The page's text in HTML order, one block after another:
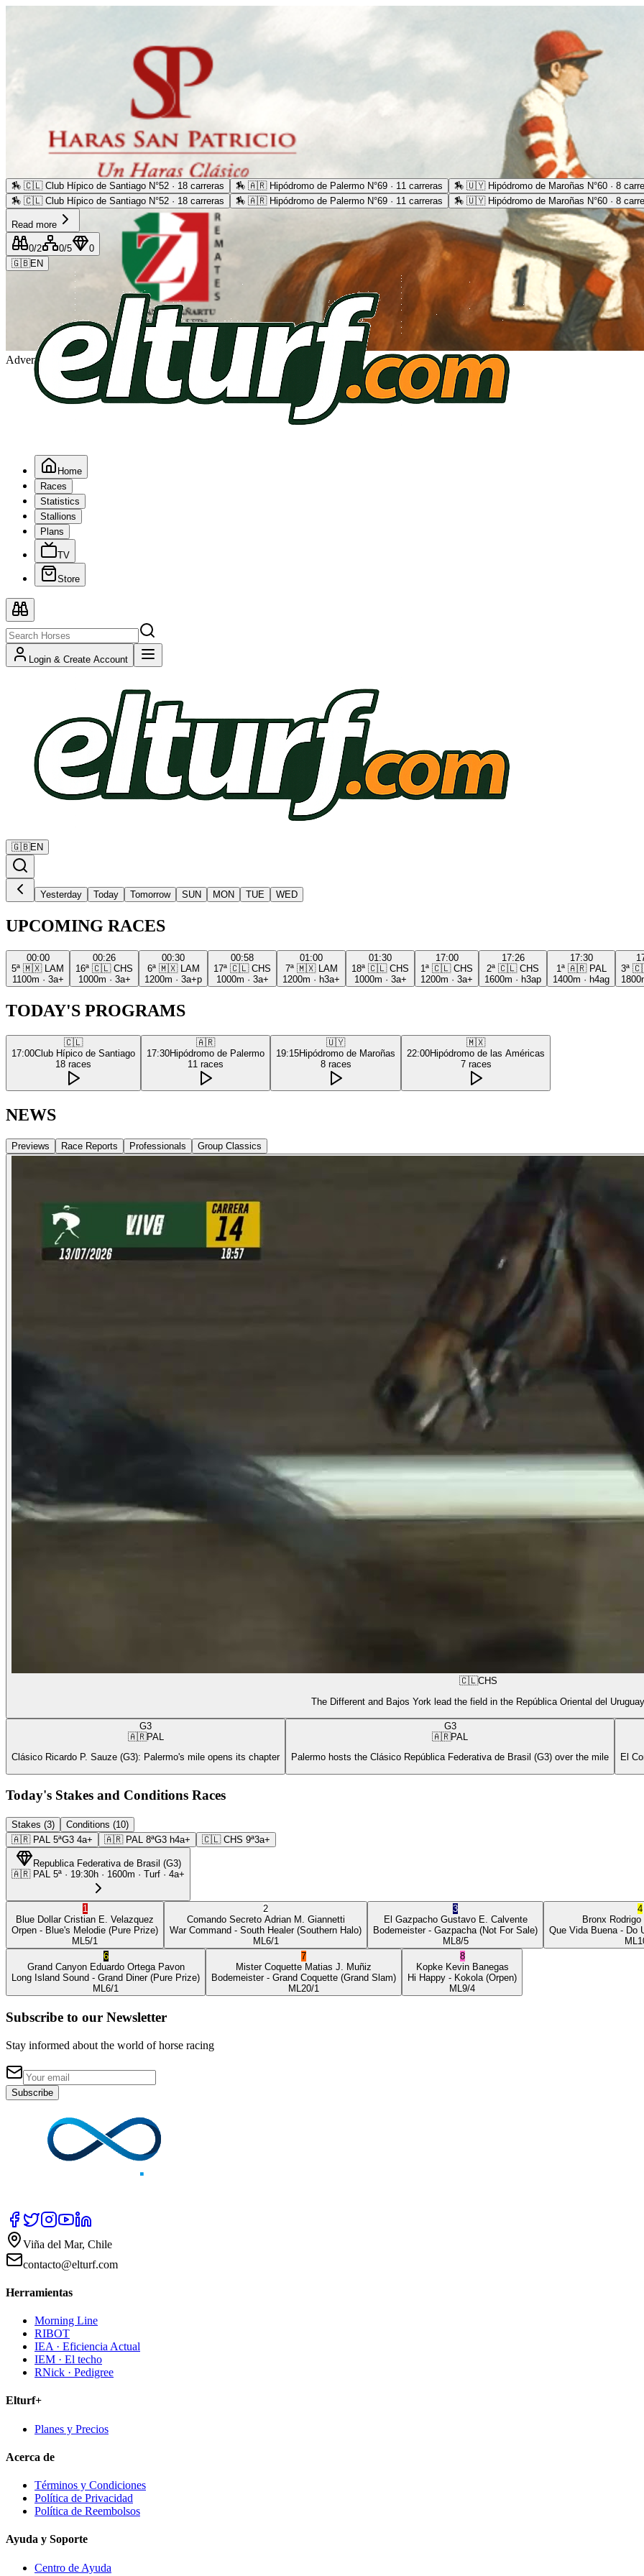
Advertising
🏇 🇨🇱 Club Hípico de Santiago N°52 · 18 carreras 🏇 🇦🇷 Hipódromo de Palermo N°69 · 11 carreras 🏇 🇺🇾 Hipódromo de Maroñas N°60 · 8
🏇 🇨🇱 Club Hípico de Santiago N°52 · 18 carreras 🏇 🇦🇷 Hipódromo de Palermo N°69 · 11 carreras 🏇 🇺🇾 Hipódromo de Maroñas N°60 · 8
Read more
0/2 0/5
0
🇬🇧EN
Home
Races
Statistics
Stallions
Plans
TV
Store
Login & Create Account
🇬🇧EN
Yesterday Today Tomorrow SUN MON TUE WED
UPCOMING RACES
00:00
5ª 🇲🇽
LAM
1100m · 3a+
00:26
16ª 🇨🇱 CHS
1000m · 3a+
00:30
6ª 🇲🇽
LAM
1200m · 3a+p
00:58
17ª 🇨🇱 CHS
1000m · 3a+
01:00
7ª 🇲🇽
LAM
1200m · h3a+
01:30
18ª 🇨🇱 CHS
1000m · 3a+
17:00
1ª 🇨🇱 CHS
1200m · 3a+
17:26
2ª 🇨🇱 CHS
1600m · h3ap
17:30
1ª 🇦🇷 PAL
1400m · h4ag
3ª
TODAY'S PROGRAMS
🇨🇱
17:00Club Hípico de Santiago
18 races
🇦🇷
17:30Hipódromo de Palermo
11 races
🇺🇾
19:15Hipódromo de Maroñas
8 races
🇲🇽
22:00Hipódromo de las Américas
7 races
NEWS
Previews Race Reports Professionals Group Classics
🇨🇱CHS
The Different and Bajos York lead the field in the República Oriental del Uruguay
G3
🇦🇷PAL
Clásico Ricardo P. Sauze (G3): Palermo's mile opens its chapter
G3
🇦🇷PAL
Palermo hosts the Clásico República Federativa de Brasil (G3) over the mile
El
Today's Stakes and Conditions Races
Stakes (3)
Conditions (10)
🇦🇷 PAL 5ªG3 4a+ 🇦🇷 PAL 8ªG3 h4a+ 🇨🇱 CHS 9ª3a+
Republica Federativa de Brasil (G3)
🇦🇷 PAL 5ª · 19:30h · 1600m · Turf · 4a+
1
Blue Dollar Cristian E. Velazquez
Orpen - Blue's Melodie (Pure Prize)
ML5/1
2
Comando Secreto Adrian M. Giannetti
War Command - South Healer(Southern Halo)
ML6/1
3
El Gazpacho Gustavo E. Calvente
Bodemeister- Gazpacha(Not For Sale)
ML8/5
4
Bronx
Que Vida Buena- Do
ML
6
Grand Canyon Eduardo Ortega Pavon
Long Island Sound - Grand Diner(Pure Prize)
ML6/1
7
Mister Coquette Matias J. Muñiz
Bodemeister- Grand Coquette (Grand Slam)
ML20/1
8
Kopke Kevin Banegas
Hi Happy - Kokola(Orpen)
ML9/4
Subscribe to our Newsletter
Stay informed about the world of horse racing
Subscribe
Viña del Mar, Chile
contacto@elturf.com
Herramientas
Morning Line
RIBOT
IEA · Eficiencia Actual
IEM · El techo
RNick · Pedigree
Elturf+
Planes y Precios
Acerca de
Términos y Condiciones
Política de Privacidad
Política de Reembolsos
Ayuda y Soporte
Centro de Ayuda